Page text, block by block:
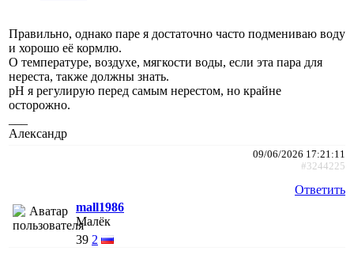
Правильно, однако паре я достаточно часто подмениваю воду
и хорошо её кормлю.
О температуре, воздухе, мягкости воды, если эта пара для
нереста, также должны знать.
рН я регулирую перед самым нерестом, но крайне
осторожно.
Александр
09/06/2026 17:21:11
#3244225
Ответить
mall1986
Малёк
39 2